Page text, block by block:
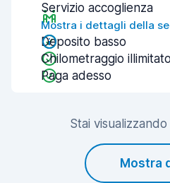
Servizio accoglienza
Mostra i dettagli della
Deposito basso
Chilometraggio illimitato
Paga adesso
Stai
Mostra